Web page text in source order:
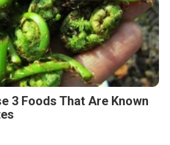
3 Foods That Are Known